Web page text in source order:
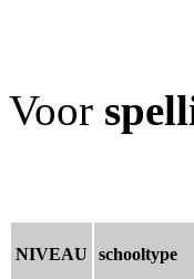
Voor
NIVEAU schooltype